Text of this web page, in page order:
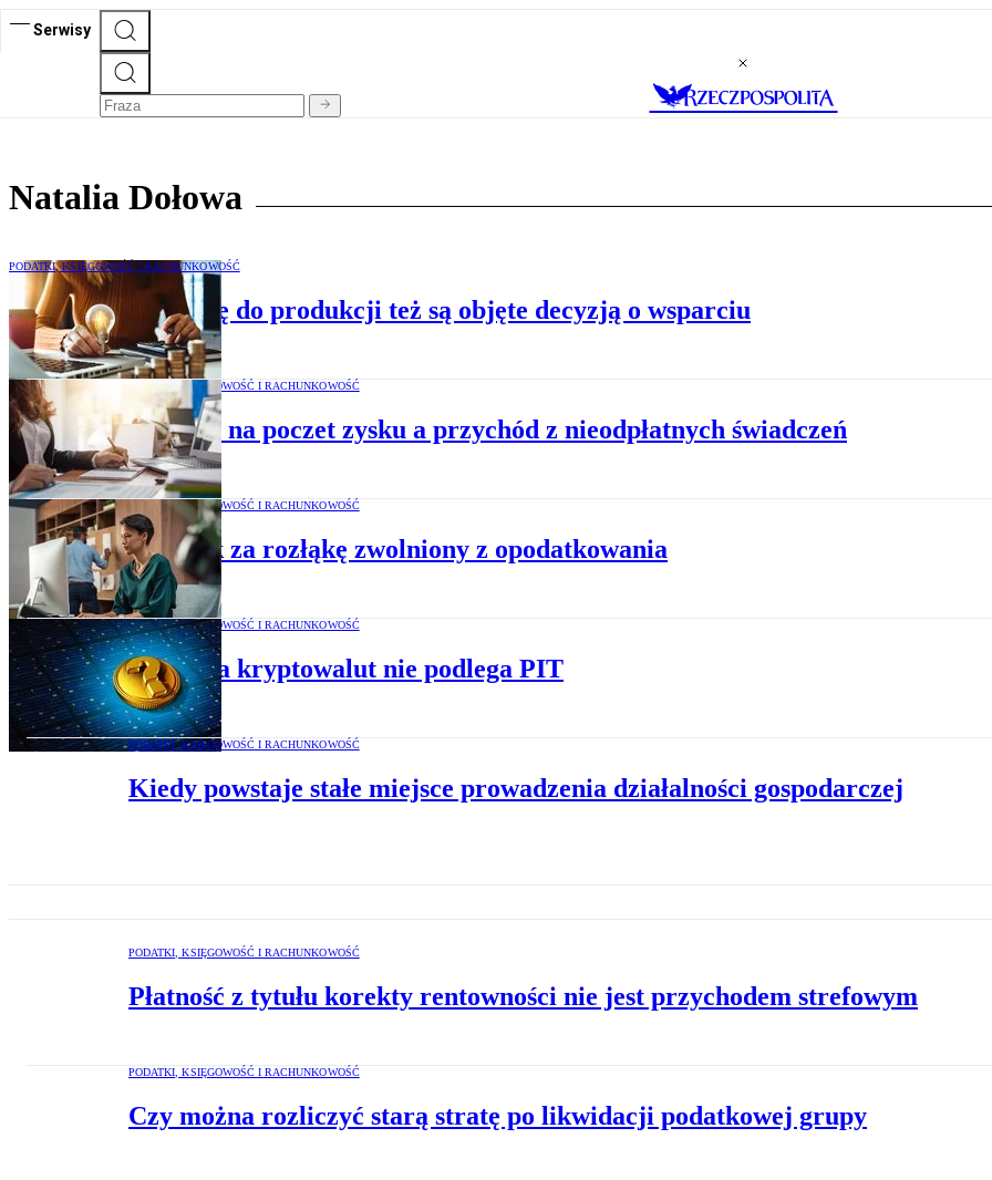
Serwisy
Natalia Dołowa
PODATKI, KSIĘGOWOŚĆ I RACHUNKOWOŚĆ
Nakłady na energię do produkcji też są objęte decyzją o wsparciu
PODATKI, KSIĘGOWOŚĆ I RACHUNKOWOŚĆ
Zaliczki na poczet zysku a przychód z nieodpłatnych świadczeń
PODATKI, KSIĘGOWOŚĆ I RACHUNKOWOŚĆ
Dodatek za rozłąkę zwolniony z opodatkowania
PODATKI, KSIĘGOWOŚĆ I RACHUNKOWOŚĆ
Zamiana kryptowalut nie podlega PIT
PODATKI, KSIĘGOWOŚĆ I RACHUNKOWOŚĆ
Kiedy powstaje stałe miejsce prowadzenia działalności gospodarczej
PODATKI, KSIĘGOWOŚĆ I RACHUNKOWOŚĆ
Płatność z tytułu korekty rentowności nie jest przychodem strefowym
PODATKI, KSIĘGOWOŚĆ I RACHUNKOWOŚĆ
Czy można rozliczyć starą stratę po likwidacji podatkowej grupy